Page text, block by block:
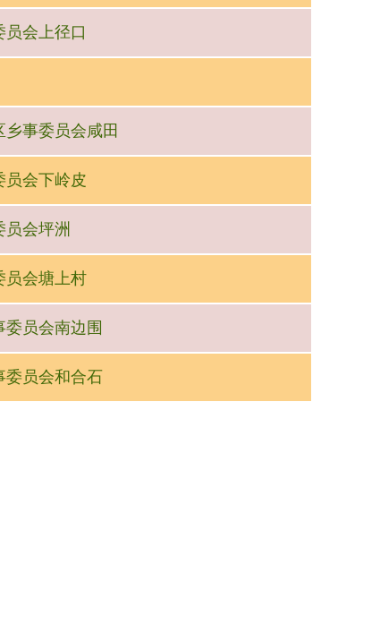
员会上径口
事委员会咸田
员会下岭皮
员会坪洲
员会塘上村
委员会南边围
委员会和合石